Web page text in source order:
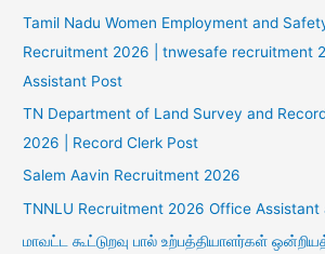
Tamil Nadu Women Employment and
Recruitment 2026 | tnwesafe recruitment
Assistant Post
TN Department of Land Survey and
2026 | Record Clerk Post
Salem Aavin Recruitment 2026
TNNLU Recruitment 2026 Office Assistant
மாவட்ட கூட்டுறவு பால் உற்பத்தியாளர்கள்